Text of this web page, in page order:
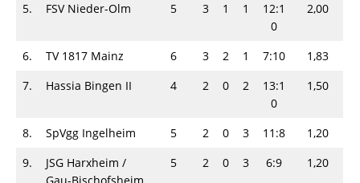
5. FSV Nieder-Olm 5 3 1 1
12:1
0
2,00
6. TV 1817 Mainz 6 3 2 1 7:10
1,83
7.
Hassia Bingen II 4 2 0 2
13:1
0
1,50
8. SpVgg Ingelheim 5 2 0 3 11:8
1,20
9.
JSG Harxheim /
5 2 0 3 6:9 1,20